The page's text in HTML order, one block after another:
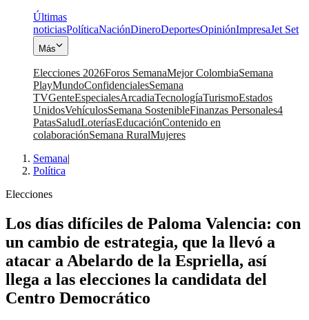
Últimas
noticiasPolíticaNaciónDineroDeportesOpiniónImpresaJet Set
Más
Elecciones 2026Foros SemanaMejor ColombiaSemana
PlayMundoConfidencialesSemana
TVGenteEspecialesArcadiaTecnologíaTurismoEstados
UnidosVehículosSemana SostenibleFinanzas Personales4
PatasSaludLoteríasEducaciónContenido en
colaboraciónSemana RuralMujeres
Semana|
Política
Elecciones
Los días difíciles de Paloma Valencia: con
un cambio de estrategia, que la llevó a
atacar a Abelardo de la Espriella, así
llega a las elecciones la candidata del
Centro Democrático